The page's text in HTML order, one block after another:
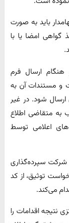
باید به صورت
امضا یا با
هنگام ارسال فرم
و مستندات آن به
شود. در غیر
به متقاضی اطلاع
اعلامی توسط
شرکت سپرده‌گذاری
توثیق، از کد
می‌کند.
نتیجه اقدامات را